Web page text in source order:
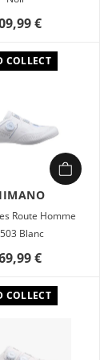
Une semelle
fiables
€
COLLECT
Route Homme
Blanc
€
COLLECT